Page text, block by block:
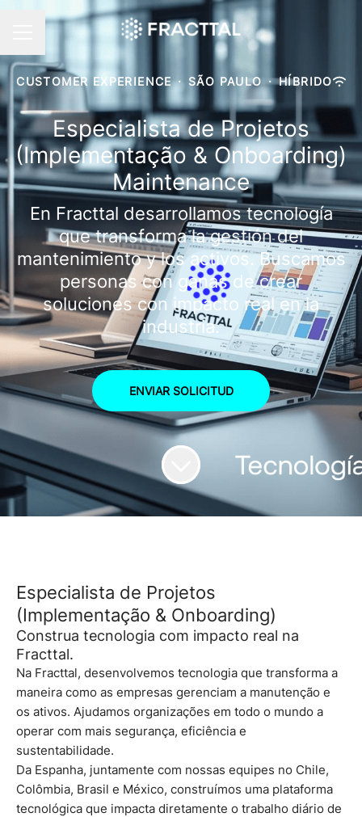
CUSTOMER EXPERIENCE · SÃO PAULO · HÍBRIDO
Especialista de Projetos
(Implementação & Onboarding)
Maintenance
En Fracttal desarrollamos tecnología
que transforma la gestión del
mantenimiento y los activos. Buscamos
personas con ganas de crear
soluciones con impacto real en la
industria.
ENVIAR SOLICITUD
Especialista de Projetos
(Implementação & Onboarding)
Construa tecnologia com impacto real na
Fracttal.
Na Fracttal, desenvolvemos tecnologia que transforma a
maneira como as empresas gerenciam a manutenção e
os ativos. Ajudamos organizações em todo o mundo a
operar com mais segurança, eficiência e
sustentabilidade.
Da Espanha, juntamente com nossas equipes no Chile,
Colômbia, Brasil e México, construímos uma plataforma
tecnológica que impacta diretamente o trabalho diário de